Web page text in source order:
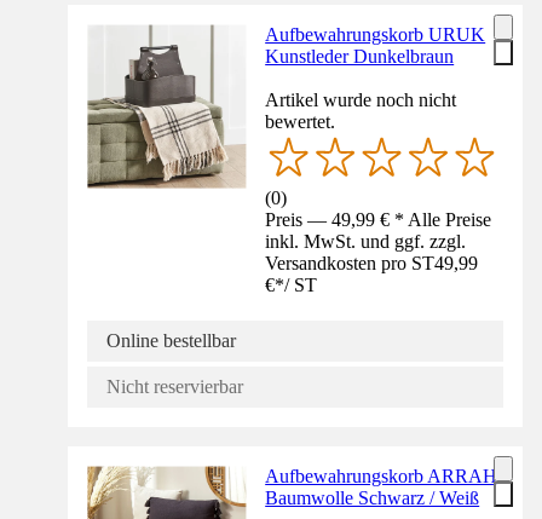
Aufbewahrungskorb URUK
Kunstleder Dunkelbraun
Artikel wurde noch nicht
bewertet.
(0)
Preis — 49,99 € * Alle Preise
inkl. MwSt. und ggf. zzgl.
Versandkosten pro ST49,99
€*/ ST
Online bestellbar
Nicht reservierbar
Aufbewahrungskorb ARRAH
Baumwolle Schwarz / Weiß